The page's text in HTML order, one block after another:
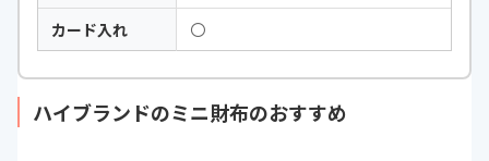
カード入れ
〇
ハイブランドのミニ財布のおすすめ